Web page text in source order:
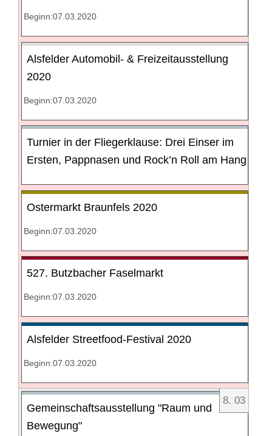
Beginn:07.03.2020
Alsfelder Automobil- & Freizeitausstellung
2020
Beginn:07.03.2020
Turnier in der Fliegerklause: Drei Einser im
Ersten, Pappnasen und Rock’n Roll am Hang
Ostermarkt Braunfels 2020
Beginn:07.03.2020
527. Butzbacher Faselmarkt
Beginn:07.03.2020
Alsfelder Streetfood-Festival 2020
Beginn:07.03.2020
8. 03
Gemeinschaftsausstellung "Raum und
Bewegung"